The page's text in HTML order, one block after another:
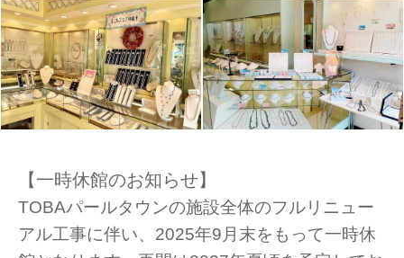
【一時休館のお知らせ】
TOBAパールタウンの施設全体のフルリニュー
アル工事に伴い、2025年9月末をもって一時休